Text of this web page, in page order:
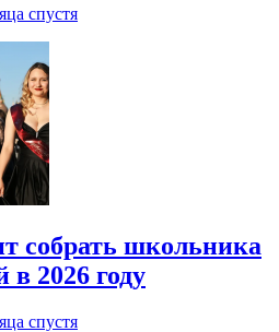
спустя
собрать школьника
2026 году
спустя